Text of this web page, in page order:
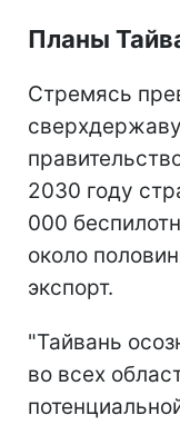
Планы
Стремясь
2030 году
000
около
экспорт.
"Тайвань
во всех